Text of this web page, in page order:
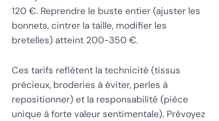
120 €. Reprendre le buste entier (ajuster les
bonnets, cintrer la taille, modifier les
bretelles) atteint 200-350 €.
Ces tarifs reflètent la technicité (tissus
précieux, broderies à éviter, perles à
repositionner) et la responsabilité (pièce
unique à forte valeur sentimentale). Prévoyez